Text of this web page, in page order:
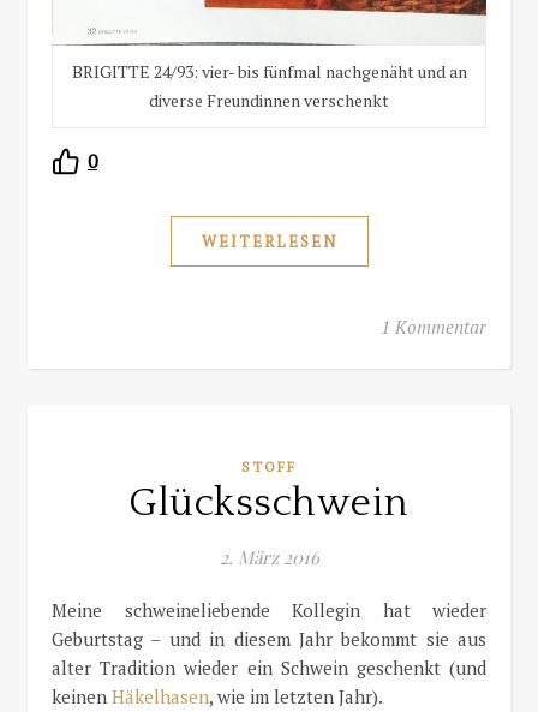
BRIGITTE 24/93: vier- bis fünfmal nachgenäht und an
diverse Freundinnen verschenkt
0
WEITERLESEN
1 Kommentar
STOFF
Glücksschwein
2. März 2016
Meine schweineliebende Kollegin hat wieder
Geburtstag – und in diesem Jahr bekommt sie aus
alter Tradition wieder ein Schwein geschenkt (und
keinen Häkelhasen, wie im letzten Jahr).